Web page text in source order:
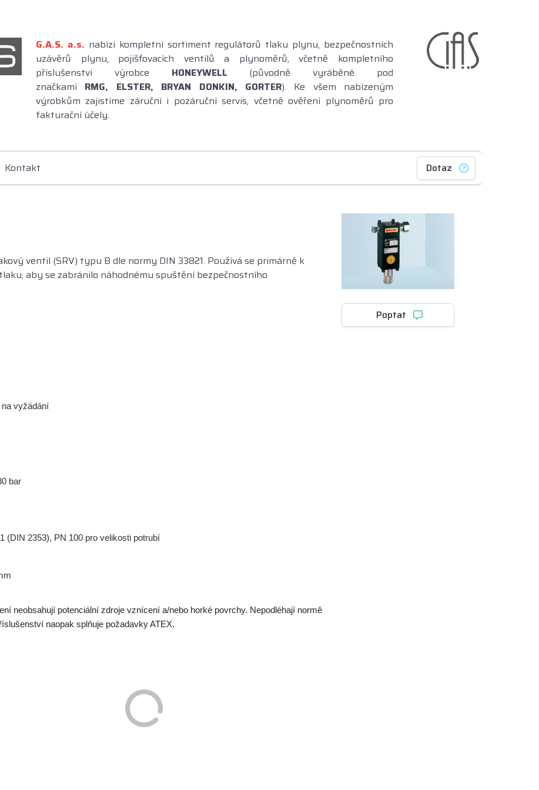
G.A.S. a.s. nabízí kompletní sortiment regulátorů tlaku plynu, bezpečnostních
uzávěrů plynu, pojišťovacích ventilů a plynoměrů, včetně kompletního
příslušenství výrobce HONEYWELL (původně vyráběné pod
značkami RMG, ELSTER, BRYAN DONKIN, GORTER). Ke všem nabízeným
výrobkům zajistíme záruční i pozáruční servis, včetně ověření plynoměrů pro
fakturační účely.
Kontakt Dotaz
ventil (SRV) typu B dle normy DIN 33821. Používá se primárně k
aby se zabránilo náhodnému spuštění bezpečnostního
na vyžádání
bar
(DIN 2353), PN 100 pro velikosti potrubí
neobsahují potenciální zdroje vznícení a/nebo horké povrchy. Nepodléhají normě
naopak splňuje požadavky ATEX.
Poptat